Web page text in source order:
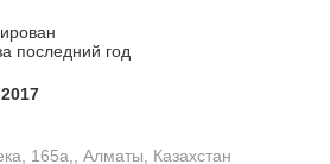
последний год
165а,, Алматы, Казахстан